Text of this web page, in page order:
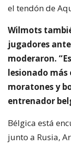
el tendón de
Wilmots
jugadores
moderaron.
lesionado más
moratones y
entrenador
Bélgica está
junto a Rusia,